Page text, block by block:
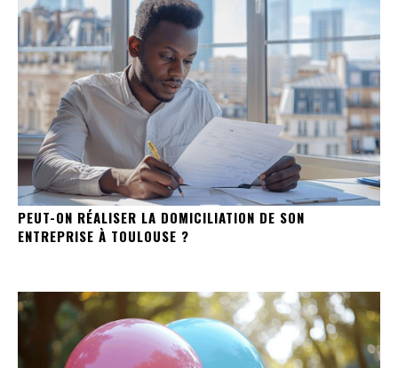
PEUT-ON RÉALISER LA DOMICILIATION DE SON
ENTREPRISE À TOULOUSE ?